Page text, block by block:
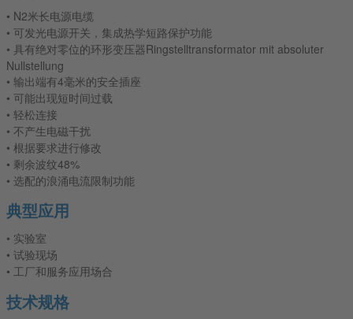
• N2米长电源电缆
• 可发光电源开关，集成热学短路保护功能
• 具有绝对零位的环形变压器Ringstelltransformator mit absoluter
Nullstellung
• 输出端有4毫米的安全插座
• 可能出现短时间过载
• 轻松连接
• 不产生电磁干扰
• 根据要求进行修改
• 剩余波纹48%
• 选配的浪涌电流限制功能
典型应用
• 实验室
• 试验现场
• 工厂和服务应用场合
技术规格